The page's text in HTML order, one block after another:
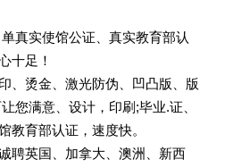
真实使馆公证、真实教育部认
十足！
、烫金、激光防伪、凹凸版、版
您满意、设计，印刷;毕业.证、
教育部认证，速度快。
聘英国、加拿大、澳洲、新西